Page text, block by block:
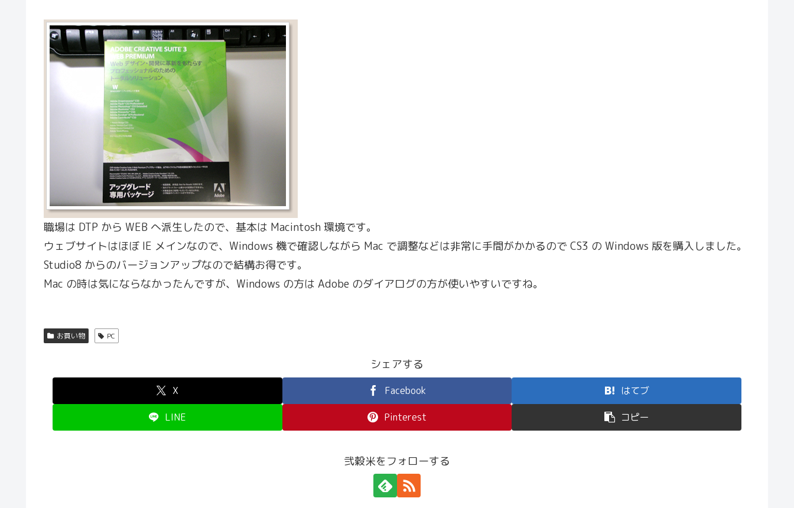
職場は DTP から WEB へ派生したので、基本は Macintosh 環境です。
ウェブサイトはほぼ IE メインなので、Windows 機で確認しながら Mac で調整などは非常に手間がかかるので CS3 の Windows 版を購入しました。
Studio8 からのバージョンアップなので結構お得です。
Mac の時は気にならなかったんですが、Windows の方は Adobe のダイアログの方が使いやすいですね。
お買い物 PC
シェアする
X Facebook はてブ
LINE Pinterest コピー
弐穀米をフォローする